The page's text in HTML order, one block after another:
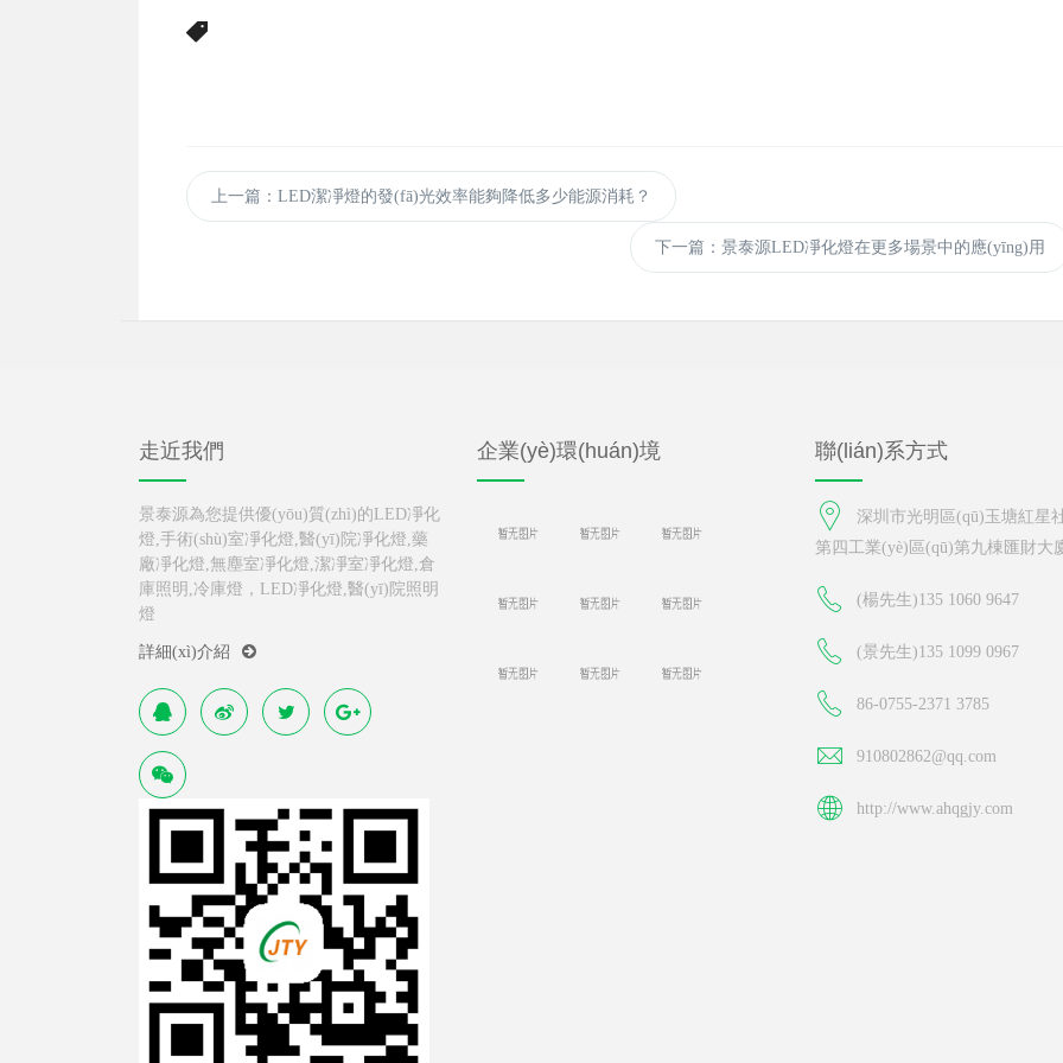
上一篇 ：LED潔凈燈的發(fā)光效率能夠降低多少能源消耗？
下一篇 ：景泰源LED凈化燈在更多場景中的應(yīng)用
走近我們
景泰源為您提供優(yōu)質(zhì)的LED凈化
燈,手術(shù)室凈化燈,醫(yī)院凈化燈,藥
廠凈化燈,無塵室凈化燈,潔凈室凈化燈,倉
庫照明,冷庫燈，LED凈化燈,醫(yī)院照明
燈
詳細(xì)介紹
企業(yè)環(huán)境 聯(lián)系方式
深圳市光明區(qū)玉塘紅星
第四工業(yè)區(qū)第九棟匯財大
(楊先生)135 1060 9647
(景先生)135 1099 0967
86-0755-2371 3785
910802862@qq.com
http://www.ahqgjy.com